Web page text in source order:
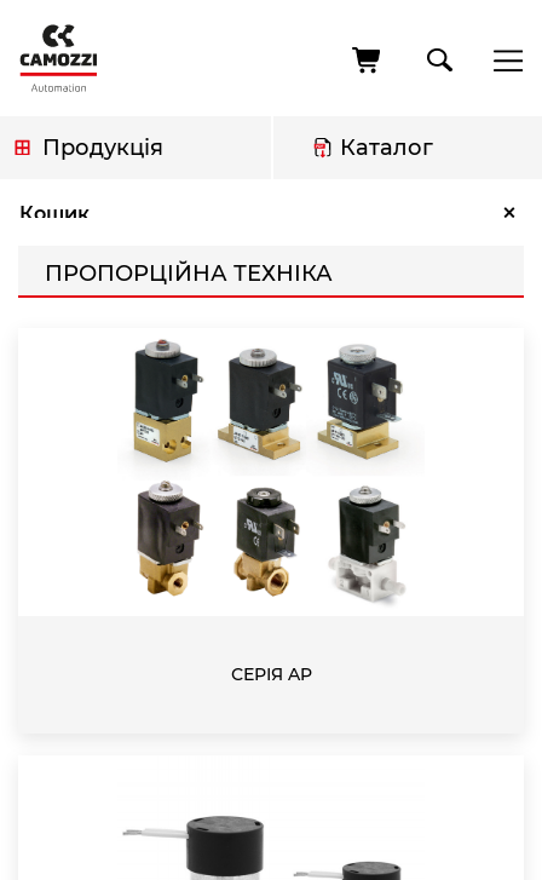
основного
вмісту
Продукція Каталог
Кошик ×
навіґації
ПРОПОРЦІЙНА ТЕХНІКА
СЕРІЯ AP